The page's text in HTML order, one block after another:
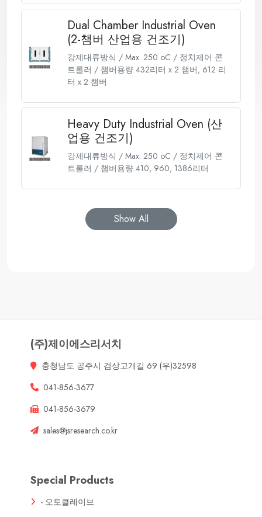
Dual Chamber Industrial Oven
(2-챔버 산업용 건조기)
강제대류방식 / Max. 250 oC / 정치제어 콘
트롤러 / 챔버용량 432리터 x 2 챔버, 612 리
터 x 2 챔버
Heavy Duty Industrial Oven (산
업용 건조기)
강제대류방식 / Max. 250 oC / 정치제어 콘
트롤러 / 챔버용량 410, 960, 1386리터
Show All
(주)제이에스리서치
충청남도 공주시 검상고개길 69 (우)32598
041-856-3677
041-856-3679
sales@jsresearch.co.kr
Special Products
- 오토클레이브